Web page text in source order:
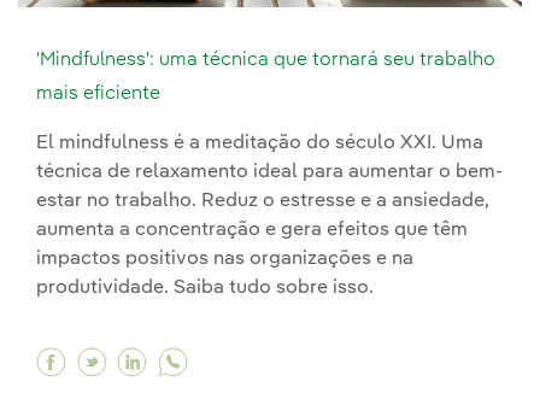
'Mindfulness': uma técnica que tornará seu trabalho
mais eficiente
El mindfulness é a meditação do século XXI. Uma
técnica de relaxamento ideal para aumentar o bem-
estar no trabalho. Reduz o estresse e a ansiedade,
aumenta a concentração e gera efeitos que têm
impactos positivos nas organizações e na
produtividade. Saiba tudo sobre isso.
Facebook 'Mindfulness': uma técnica que
Twitter 'Mindfulness': uma técnica que
Linkedin 'Mindfulness': uma técnica